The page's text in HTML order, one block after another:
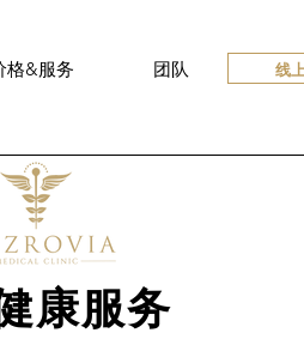
格&服务 团队 线
康服务